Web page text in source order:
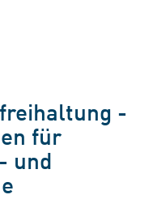
-
für
und